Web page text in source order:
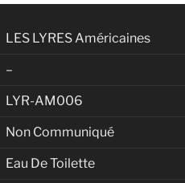
LES LYRES Américaines
–
LYR-AM006
Non Communiqué
Eau De Toilette